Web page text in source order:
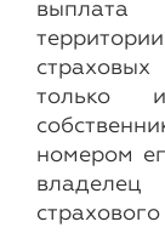
выплата
только
номером